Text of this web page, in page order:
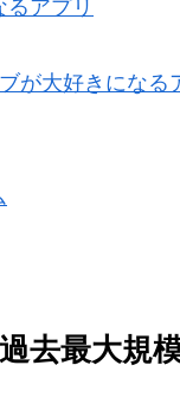
アプリ
が大好きになる
去最大規